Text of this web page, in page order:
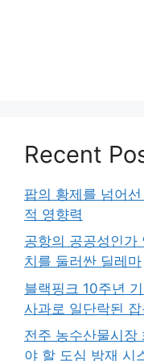
Recent
팝의 황제를 넘어
적 영향력
공항의 공공성인가
치를 둘러싼 딜레마
블랙핑크 10주년
사과로 일단락된
전주 농수산물시장
야 할 도심 방재 시